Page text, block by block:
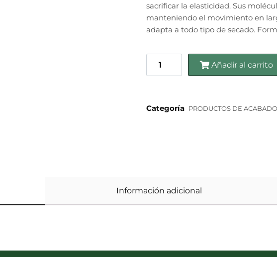
sacrificar la elasticidad. Sus
manteniendo el movimiento en
adapta a todo tipo de secado.
Añadir al carrito
Categoría PRODUCTOS DE ACABADO
Información adicional